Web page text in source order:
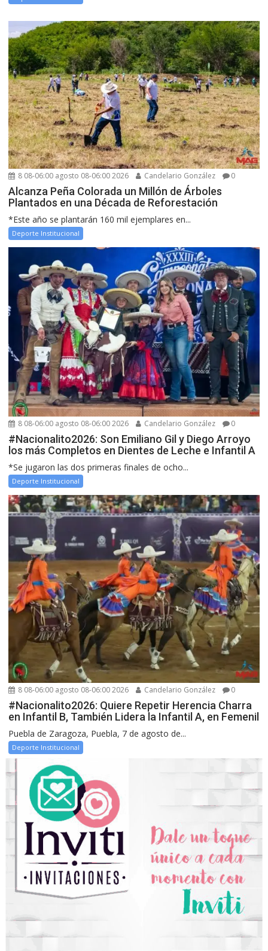
8 08-06:00 agosto 08-06:00 2026 Candelario González 0
Alcanza Peña Colorada un Millón de Árboles
Plantados en una Década de Reforestación
*Este año se plantarán 160 mil ejemplares en...
Deporte Institucional
8 08-06:00 agosto 08-06:00 2026 Candelario González 0
#Nacionalito2026: Son Emiliano Gil y Diego Arroyo
los más Completos en Dientes de Leche e Infantil A
*Se jugaron las dos primeras finales de ocho...
Deporte Institucional
8 08-06:00 agosto 08-06:00 2026 Candelario González 0
#Nacionalito2026: Quiere Repetir Herencia Charra
en Infantil B, También Lidera la Infantil A, en Femenil
Puebla de Zaragoza, Puebla, 7 de agosto de...
Deporte Institucional